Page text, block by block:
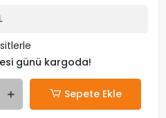
günü kargoda!
Sepete Ekle